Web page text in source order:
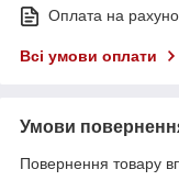
Оплата на
Всі умови оплати
Умови
Повернення товару